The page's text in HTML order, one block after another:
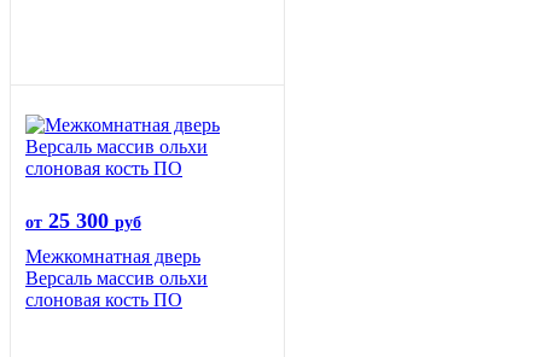
от 25 300 руб
Межкомнатная дверь
Версаль массив ольхи
слоновая кость ПО